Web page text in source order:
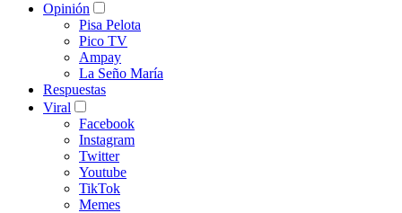
Opinión
Pisa Pelota
Pico TV
Ampay
La Seño María
Respuestas
Viral
Facebook
Instagram
Twitter
Youtube
TikTok
Memes